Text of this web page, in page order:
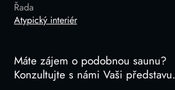
Řada
Atypický interiér
Máte zájem o podobnou saunu?
Konzultujte s námi Vaši představu.